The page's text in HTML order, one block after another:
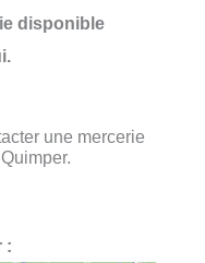
disponible
une mercerie
: